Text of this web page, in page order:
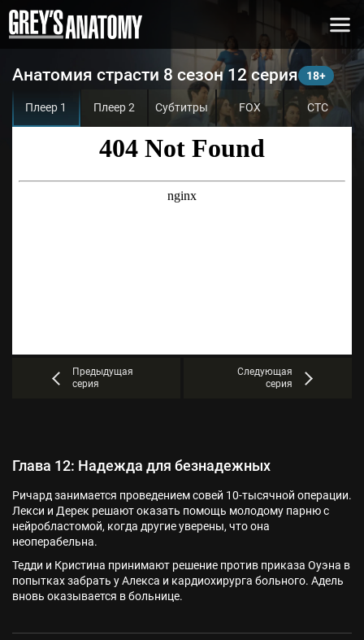
Анатомия страсти 8 сезон 12 серия
Плеер 1 Плеер 2 Субтитры FOX СТС
Предыдущая
серия
Следующая
серия
Глава 12: Надежда для безнадежных
Ричард занимается проведением совей 10-тысячной операции.
Лекси и Дерек решают оказать помощь молодому парню с
нейробластомой, когда другие уверены, что она
неоперабельна.
Тедди и Кристина принимают решение против приказа Оуэна в
попытках забрать у Алекса и кардиохирурга больного. Адель
вновь оказывается в больнице.